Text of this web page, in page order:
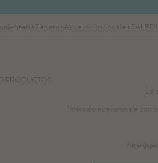
ZapatosAccesoriosLocalesSALE
PRODUCTOS
Inténtalo nuevamente con
Filtrando por: